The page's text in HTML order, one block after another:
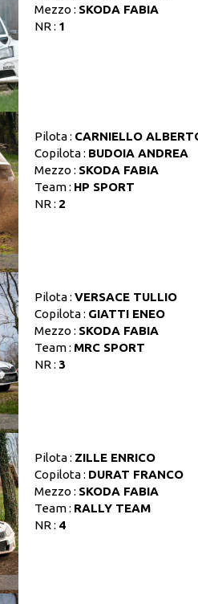
Mezzo : SKODA FABIA
NR : 1
Pilota : CARNIELLO
Copilota : BUDOIA ANDREA
Mezzo : SKODA FABIA
Team : HP SPORT
NR : 2
Pilota : VERSACE TULLIO
Copilota : GIATTI ENEO
Mezzo : SKODA FABIA
Team : MRC SPORT
NR : 3
Pilota : ZILLE ENRICO
Copilota : DURAT FRANCO
Mezzo : SKODA FABIA
Team : RALLY TEAM
NR : 4